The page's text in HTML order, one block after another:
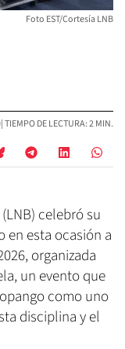
Foto EST/Cortesía LNB
| TIEMPO DE LECTURA: 2 MIN.
celebró su
en esta ocasión a
organizada
un evento que
como uno
disciplina y el